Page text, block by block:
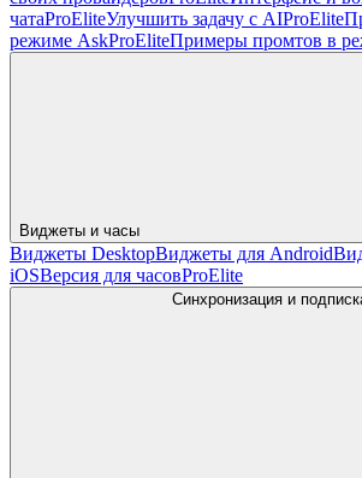
чатаProEliteУлучшить задачу с AIProElite
режиме AskProEliteПримеры промтов в
Виджеты и часы
Виджеты DesktopВиджеты для Android
iOSВерсия для часовProElite
Синхронизация и